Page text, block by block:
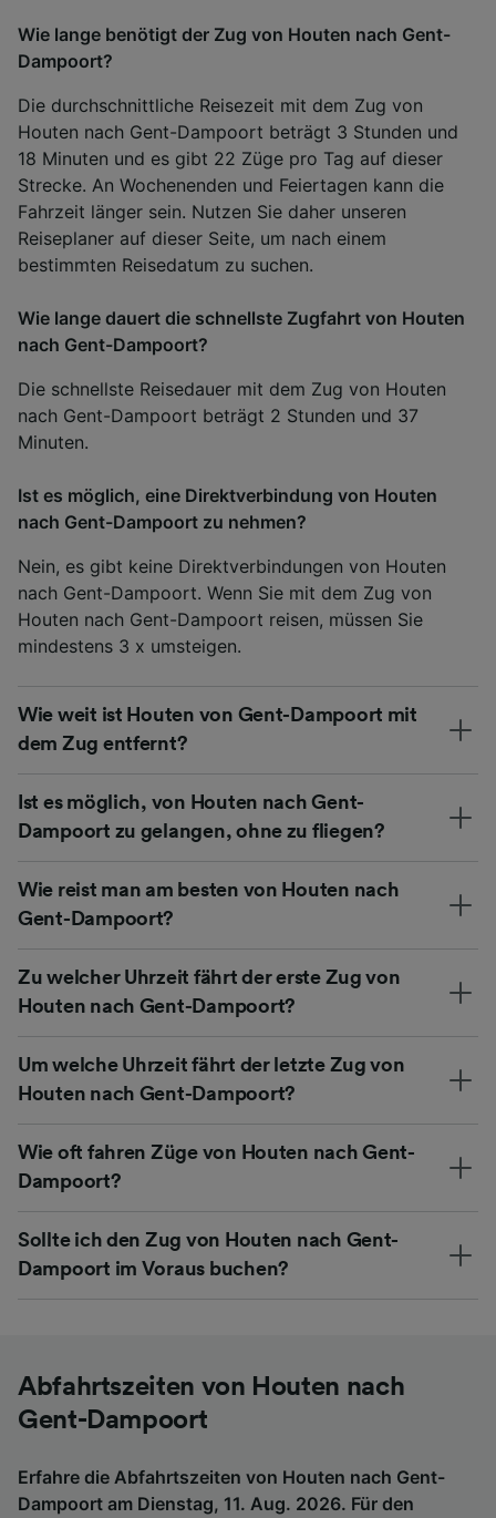
Wie lange benötigt der Zug von Houten nach Gent-
Dampoort?
Die durchschnittliche Reisezeit mit dem Zug von
Houten nach Gent-Dampoort beträgt 3 Stunden und
18 Minuten und es gibt 22 Züge pro Tag auf dieser
Strecke. An Wochenenden und Feiertagen kann die
Fahrzeit länger sein. Nutzen Sie daher unseren
Reiseplaner auf dieser Seite, um nach einem
bestimmten Reisedatum zu suchen.
Wie lange dauert die schnellste Zugfahrt von Houten
nach Gent-Dampoort?
Die schnellste Reisedauer mit dem Zug von Houten
nach Gent-Dampoort beträgt 2 Stunden und 37
Minuten.
Ist es möglich, eine Direktverbindung von Houten
nach Gent-Dampoort zu nehmen?
Nein, es gibt keine Direktverbindungen von Houten
nach Gent-Dampoort. Wenn Sie mit dem Zug von
Houten nach Gent-Dampoort reisen, müssen Sie
mindestens 3 x umsteigen.
Wie weit ist Houten von Gent-Dampoort mit
dem Zug entfernt?
Ist es möglich, von Houten nach Gent-
Dampoort zu gelangen, ohne zu fliegen?
Wie reist man am besten von Houten nach
Gent-Dampoort?
Zu welcher Uhrzeit fährt der erste Zug von
Houten nach Gent-Dampoort?
Um welche Uhrzeit fährt der letzte Zug von
Houten nach Gent-Dampoort?
Wie oft fahren Züge von Houten nach Gent-
Dampoort?
Sollte ich den Zug von Houten nach Gent-
Dampoort im Voraus buchen?
Abfahrtszeiten von Houten nach
Gent-Dampoort
Erfahre die Abfahrtszeiten von Houten nach Gent-
Dampoort am Dienstag, 11. Aug. 2026. Für den